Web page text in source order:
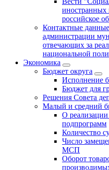
иностранных
российское
Контактные
администрации
отвечающих за
национальной
Экономика
Бюджет округa
Исполнение
Бюджет для
Решения Совета
Малый и средний
О
подпрограмм
Количество
Число
МСП
Оборот